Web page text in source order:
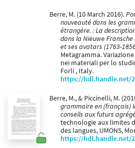
Berre, M. (10 March 2016).
nouveauté dans les
étrangère. : La
dans la Nieuwe Fransche
et ses avatars (1763-
Metagramma.
nei materiali per lo
Forli , Italy.
https://hdl.handle.net/
Berre, M., & Piccinelli, M.
grammaire en (français)
conseils aux futurs
technologie aux limites
des langues, UMONS,
https://hdl.handle.net/